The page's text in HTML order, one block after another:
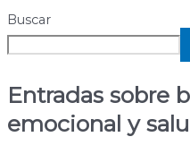
Buscar
Entradas sobre
emocional y